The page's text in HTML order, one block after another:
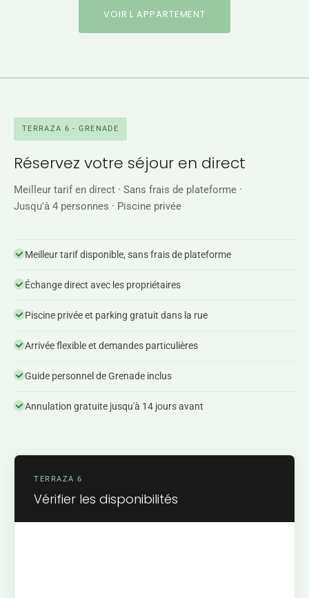
VOIR L APPARTEMENT
TERRAZA 6 - GRENADE
Réservez votre séjour en direct
Meilleur tarif en direct · Sans frais de plateforme ·
Jusqu'à 4 personnes · Piscine privée
Meilleur tarif disponible, sans frais de plateforme
Échange direct avec les propriétaires
Piscine privée et parking gratuit dans la rue
Arrivée flexible et demandes particulières
Guide personnel de Grenade inclus
Annulation gratuite jusqu'à 14 jours avant
TERRAZA 6
Vérifier les disponibilités